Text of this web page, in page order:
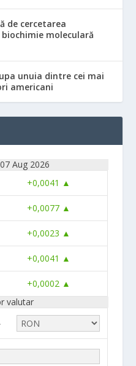
de cercetarea
moleculară
unuia dintre cei mai
americani
Aug 2026
+0,0041 ▲
+0,0077 ▲
+0,0023 ▲
+0,0041 ▲
+0,0002 ▲
valutar